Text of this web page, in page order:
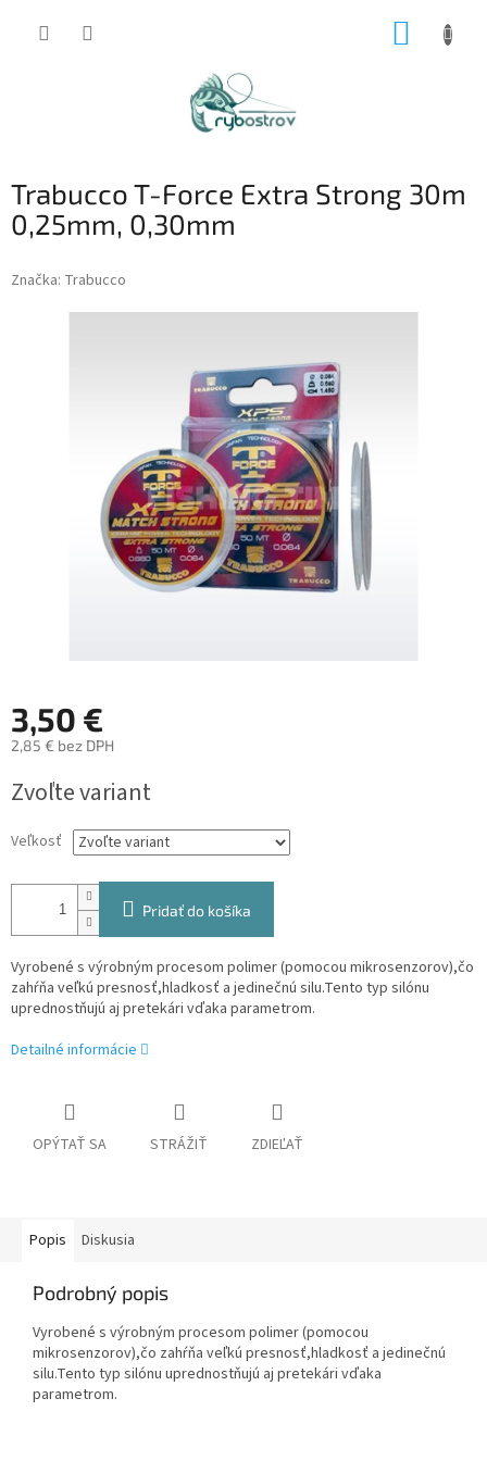
Trabucco T-Force Extra Strong 30m
0,25mm, 0,30mm
Značka: Trabucco
3,50 €
2,85 € bez DPH
cena:
Zvoľte variant
Veľkosť
Pridať do košíka
Vyrobené s výrobným procesom polimer (pomocou mikrosenzorov),čo
zahŕňa veľkú presnosť,hladkosť a jedinečnú silu.Tento typ silónu
uprednostňujú aj pretekári vďaka parametrom.
Detailné informácie
OPÝTAŤ SA STRÁŽIŤ ZDIEĽAŤ
Popis Diskusia
Podrobný popis
Vyrobené s výrobným procesom polimer (pomocou
mikrosenzorov),čo zahŕňa veľkú presnosť,hladkosť a jedinečnú
silu.Tento typ silónu uprednostňujú aj pretekári vďaka
parametrom.